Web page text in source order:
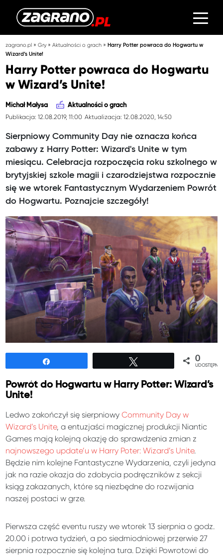
zagrano.pl »Gry»Aktualności o grach »Harry Potter powraca do Hogwartu w
Wizard’s Unite!
Harry Potter powraca do Hogwartu
w Wizard’s Unite!
Michał Małysa Aktualności o grach
Publikacja: 12.08.2019, 11:00 Aktualizacja: 12.08.2020, 14:50
Sierpniowy Community Day nie oznacza końca
zabawy z Harry Potter: Wizard's Unite w tym
miesiącu. Celebracja rozpoczęcia roku szkolnego w
brytyjskiej szkole magii i czarodziejstwa rozpocznie
się we wtorek Fantastycznym Wydarzeniem Powrót
do Hogwartu. Poznajcie szczegóły!
0
Powrót do Hogwartu w Harry Potter: Wizard’s
Unite!
Ledwo zakończył się sierpniowyCommunity Day w
Wizard’s Unite, a entuzjaści magicznej produkcji Niantic
Games mają kolejną okazję do sprawdzenia zmian z
najnowszego update’u w Harry Poter: Wizard’s Unite.
Będzie nim kolejne Fantastyczne Wydarzenia, czyli jedyna
jak na razie okazja do zdobycia podręczników z sekcji
ksiąg zakazanych, które są niezbędne do rozwijania
naszej postaci w grze.
Pierwsza część eventu ruszy we wtorek 13 sierpnia o godz.
20.00 i potrwa tydzień, a po siedmiodniowej przerwie 27
sierpnia rozpocznie się kolejna tura. Dzięki Powrotowi do